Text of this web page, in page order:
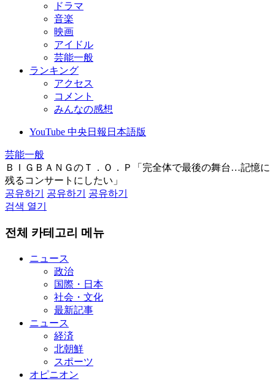
ドラマ
音楽
映画
アイドル
芸能一般
ランキング
アクセス
コメント
みんなの感想
YouTube 中央日報日本語版
芸能一般
ＢＩＧＢＡＮＧのＴ．Ｏ．Ｐ「完全体で最後の舞台…記憶に
残るコンサートにしたい」
공유하기
공유하기
공유하기
검색 열기
전체 카테고리 메뉴
ニュース
政治
国際・日本
社会・文化
最新記事
ニュース
経済
北朝鮮
スポーツ
オピニオン